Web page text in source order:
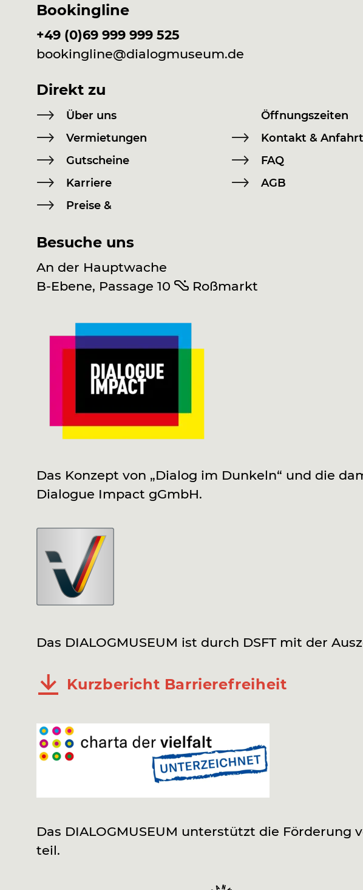
Bookingline
+49 (0)69 999 999 525
bookingline@dialogmuseum.de
Direkt zu
Über uns
Vermietungen
Gutscheine
Karriere
Preise &
Öffnungszeiten
Kontakt & Anfahrt
FAQ
AGB
Besuche uns
An der Hauptwache
B-Ebene, Passage 10
Roßmarkt
Das Konzept von „Dialog im Dunkeln“ und die
Dialogue Impact gGmbH.
Das DIALOGMUSEUM ist durch DSFT mit der
Kurzbericht Barrierefreiheit
Das DIALOGMUSEUM unterstützt die
teil.